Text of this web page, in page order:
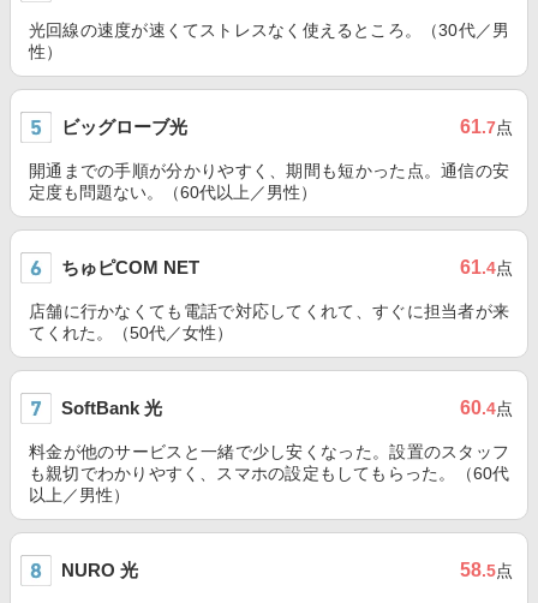
光回線の速度が速くてストレスなく使えるところ。（30代／男
性）
ビッグローブ光 61.7点
開通までの手順が分かりやすく、期間も短かった点。通信の安
定度も問題ない。（60代以上／男性）
ちゅピCOM NET 61.4点
店舗に行かなくても電話で対応してくれて、すぐに担当者が来
てくれた。（50代／女性）
SoftBank 光 60.4点
料金が他のサービスと一緒で少し安くなった。設置のスタッフ
も親切でわかりやすく、スマホの設定もしてもらった。（60代
以上／男性）
NURO 光 58.5点